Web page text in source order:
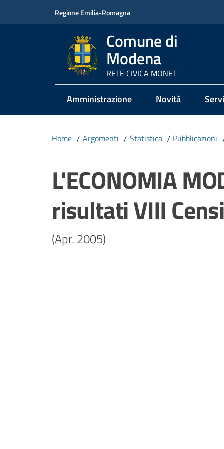
Regione Emilia-Romagna
Comune di
Modena
RETE CIVICA MONET
Amministrazione Novità
Home / Argomenti / Statistica / Pubblicazioni
L'ECONOMIA
risultati VIII
(Apr. 2005)